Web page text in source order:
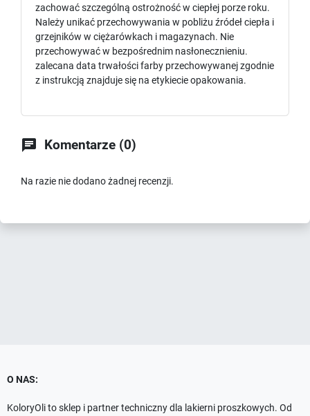
zachować szczególną ostrożność w ciepłej porze roku.
Należy unikać przechowywania w pobliżu źródeł ciepła i
grzejników w ciężarówkach i magazynach. Nie
przechowywać w bezpośrednim nasłonecznieniu.
zalecana data trwałości farby przechowywanej zgodnie
z instrukcją znajduje się na etykiecie opakowania.
 Komentarze (0)
Na razie nie dodano żadnej recenzji.
O NAS:
KoloryOli to sklep i partner techniczny dla lakierni proszkowych. Od